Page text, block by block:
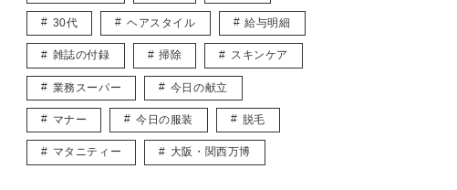
30代 ヘアスタイル 給与明細
雑誌の付録 掃除 スキンケア
業務スーパー 今日の献立
マナー 今日の服装 脱毛
マタニティー 大阪・関西万博